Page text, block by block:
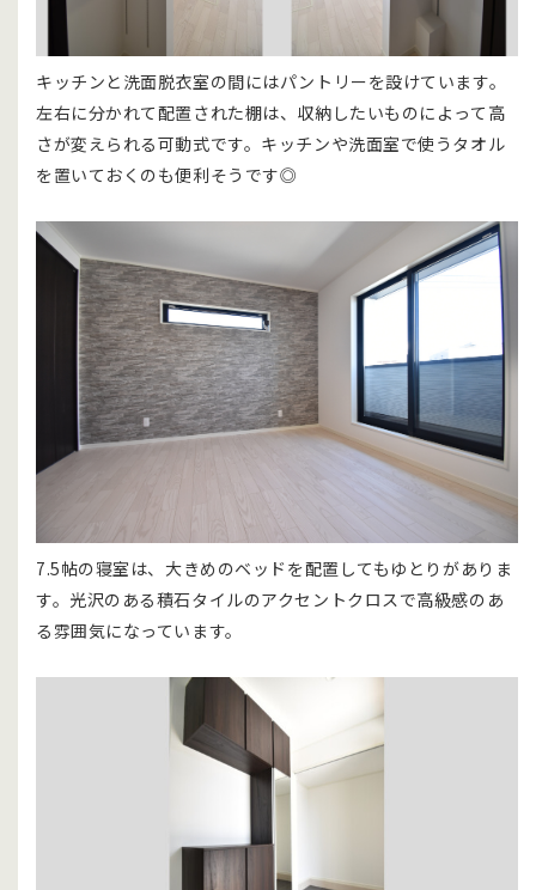
キッチンと洗面脱衣室の間にはパントリーを設けています。
左右に分かれて配置された棚は、収納したいものによって高
さが変えられる可動式です。キッチンや洗面室で使うタオル
を置いておくのも便利そうです◎
7.5帖の寝室は、大きめのベッドを配置してもゆとりがありま
す。光沢のある積石タイルのアクセントクロスで高級感のあ
る雰囲気になっています。